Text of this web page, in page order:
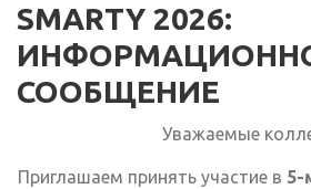
SMARTY 2026:
СООБЩЕНИЕ
Уважаемые
Приглашаем принять участие в 5-